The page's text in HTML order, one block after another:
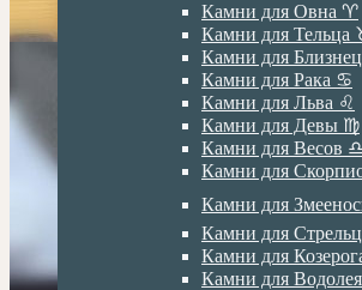
Камни для Овна ♈️
Камни для Тельца
Камни для
Камни для Рака ♋️
Камни для Льва ♌️
Камни для Девы ♍️
Камни для Весов ♎️
Камни для
Камни для
Камни для
Камни для
Камни для